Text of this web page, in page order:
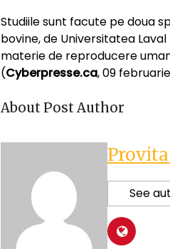
Studiile sunt facute pe doua
bovine, de Universitatea
materie de reproducere
(Cyberpresse.ca, 09
About Post Author
See